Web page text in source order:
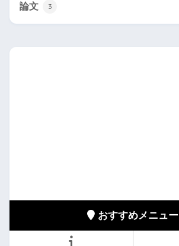
論文 3
おすすめメニュー